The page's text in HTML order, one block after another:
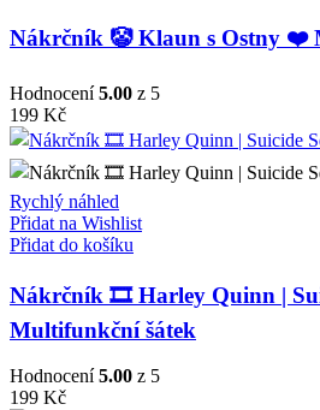
Nákrčník 🤡 Klaun s Ostny ❤️
Hodnocení5.00 z 5
199 Kč
Rychlý náhled
Přidat na Wishlist
Přidat do košíku
Nákrčník 🎞️ Harley Quinn |
Multifunkční šátek
Hodnocení 5.00 z 5
199 Kč